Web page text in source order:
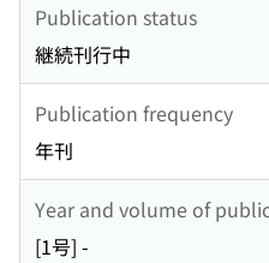
Publication status
継続刊行中
Publication frequency
年刊
Year and volume of
[1号] -